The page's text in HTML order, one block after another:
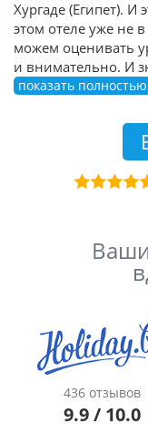
Хургаде (Египет).
этом отеле уже не
можем оценивать
и внимательно. И
показать полностью
436 отзывов
9.9 / 10.0